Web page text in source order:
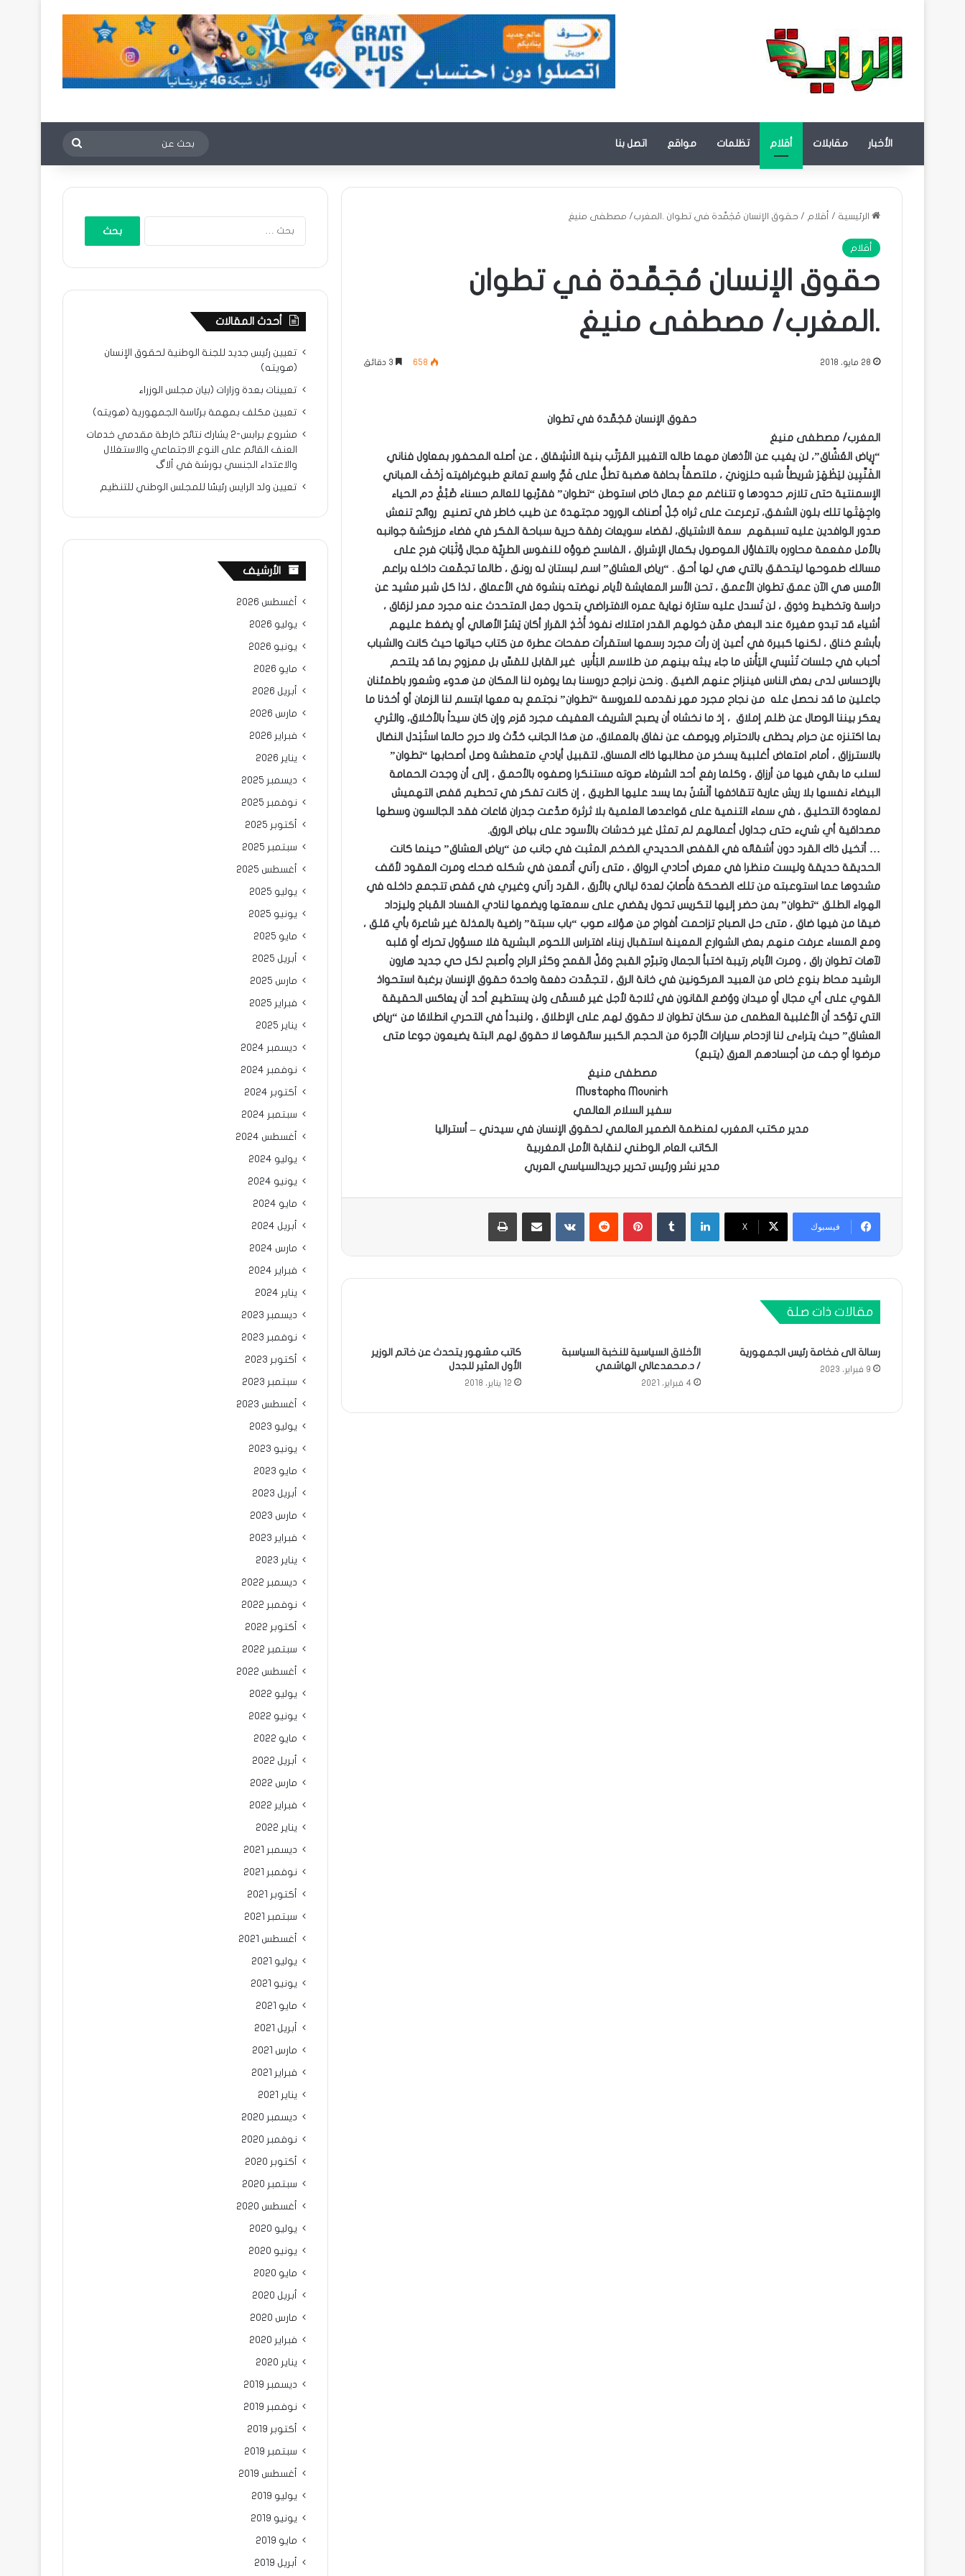
الأخبار مقابلات أقلام تظلمات مواقع اتصل بنا بحث
عن
الرئيسية / أقلام / حقوق الإنسان مُجَمِّدة في تطوان .المغرب/ مصطفى منيغ
أقلام
حقوق الإنسان مُجَمِّدة في تطوان
.المغرب/ مصطفى منيغ
28 مايو، 2018 658
حقوق الإنسان مُجَمِّدة في تطوان
المغرب/ مصطفى منيغ
“رٍياض العُشَّاق”، لن يغيب عن الأذهان مهما طاله التغيير المُرَتَّب بنية الانْشِقاق ، عن أصله المحفور بمعاول فناني
الفَنِّيِين ليَظْهَرَ شريطاًً شبه حلزونيَ ، ملتصقاًً بحافة هضبة تطلُّ على فَجِّ واسع تمانع طبوغرافيته زَحْفَ المباني
الإسمنتية حتى تلازم حدودها و تتناغم مع جمال خاص استوطن “تطوان” فقرَّبها للعالم حسناء صََبََغََ دم الحياء
واجِهَتَها تلك بلون الشفق، ترعرعت على ثراه جُلّ أصناف الورود مجتهدة عن طيب خاطر في تصنيع روائح تنعش
صدور الوافدين عليه تسبقهم سمة الاشتياق، لقضاء سويعات رفقة حرية سباحة الفكر في فضاء مزركشة جوانبه
بالأمل مفعمة محاوره بالتفاؤل الموصول بكمال الإشراق ، الفاسح ضوؤه للنفوس الطرِيَّة مجال وََثَبَاتِ فرح على
مسالك طموحها ليتحقق بالتي هي لها أحق . “رياض العشاق” اسم لبستان له رونق ، طالما تجمَّعت داخله براعم
الأمس هي الآن عمق تطوان الأعمق ، تحن الأسر المعايشة لأيام نهضته بنشوة في الأعماق ، لذا كل شبر مشيد عن
دراسة وتخطيط وذوق ، لن تُسدل عليه ستارة نهاية عمره الافتراضي بتحول جعل المتحدث عنه مجرد ممر لزقاق ،
أشياء قد تبدو صغيرة عند البعض ممَّن خولهم القدر امتلاك نفوذ أَخْذِ القرار أكان يَسُرّ الأهالي أو يضغط عليهم
بأبشع خناق ، لكنها كبيرة في أعين إن رأت مجرد رسمها استقرأت صفحات عطرة من كتاب حياتها حيث كانت والشباب
أحباب في جلسات تُنْسِي اليَأْسَ ما جاء يبثه بينهم من طلاسم البَأْسِ غير القابل للمَسِّ بل ممزوج بما قد يلتحم
بالإحساس لدى بعض الناس فينزاح عنهم الضيق . ونحن نراجع دروسنا بما يوفره لنا المكان من هدوء وشعور باطمئنان
جاعلين ما قد نحصل عله من نجاح مجرد مهر نقدمه للعروسة “تطوان” نجتمع به معها ابتسم لنا الزمان أو أخذنا ما
يعكر بيننا الوصال عن ظلم إملاق ، إذ ما نخشاه أن يصبح الشريف العفيف مجرد قزم وإن كان سيداً بالأخلاق، والثري
بما اكتنزه عن حرام يحظى بالاحترام ويوصف عن نفاق بالعملاق، من هذا الجانب حَدِّث ولا حرج حالما استُبْدل النضال
بالاسترزاق ، أمام امتعاض أغلبية يسخر من مطالبها ذاك المساق، لتقبيل أيادي متعطشة وصل أصحابها “تطوان”
لسلب ما بقي فيها من أرزاق ، وكلما رفع أحد الشرفاء صوته مستنكرا وصفوه بالأحمق ، إلى أن وجدت الحمامة
البيضاء نفسها بلا ريش عارية تتقاذفها ألْسُنٌ بما يسد عليها الطريق ، إن كانت تفكر في تحطيم قفص التهميش
لمعاودة التحليق ، في سماء التنمية على قواعدها العلمية بلا ثرثرة صدَّعت جدران قاعات فقد الجالسون وسطها
مصداقية أي شيء حتى جداول أعمالهم لم تمثل غير خدشات بالأسود على بياض الورق.
… أتخيل ذاك القرد دون أشقائه في القفص الحديدي الضخم المثبت في جانب من “رياض العشاق” حينما كانت
الحديقة حديقة وليست منظرا في معرض أحادي الرواق ، متى رآني أتمعن في شكله ضحك ومرت العقود لأقف
مشدوها عما استوعبته من تلك الضحكة فأُصابُ لعدة ليالي بالأرق ، القرد رآني وغيري في قفص تتجمع داخله في
الهواء الطلق “تطوان” بمن حضر إليها لتكريس تحول يقضي على سمعتها ويضمها لنادي الفساد المُباح وليزداد
ضيقا من فيها ضاق ، متى حل الصباح تزاحمت أفواج من هؤلاء صوب “باب سبتة” راضية بالمذلة غير شاعرة بأي قلق ،
ومع المساء عرفت منهم بعض الشوارع المعينة استقبال زبناء افتراس اللحوم البشرية فلا مسؤول تحرك أو قلبه
لآهات تطوان راق ، ومرت الأيام رتيبة اختبأ الجمال وتبرَّج القبح وقلَّ القمح وكثر الراح وأصبح لكل حي جديد هارون
الرشيد محاط بنوع خاص من العبيد المركونين في خانة الرق ، لتجمَّدت دفعة واحدة حقوق الإنسان برغبة استحواذ
القوي على أي مجال أو ميدان ووُضع القانون في ثلاجة لأجل غير مُسمَّى ولن يستطيع أحد أن يعاكس الحقيقة
التي تؤكد أن الأغلبية العظمى من سكان تطوان لا حقوق لهم على الإطلاق ، ولنبدأ في التحري انطلاقا من “رياض
العشاق” حيث يتراءى لنا ازدحام سيارات الأجرة من الحجم الكبير سائقوها لا حقوق لهم البتة يضيعون جوعا متى
مرضوا أو جف من أجسادهم العرق (يتبع)
مصطفى منيغ
Mustapha Mounirh
سفير السلام العالمي
مدير مكتب المغرب لمنظمة الضمير العالمي لحقوق الإنسان في سيدني – أستراليا
الكاتب العام الوطني لنقابة الأمل المغربية
مدير نشر ورئيس تحرير جريد السياسي العربي
فيسبوك X
لينكدإن بينتيريست مشاركة عبر البريد طباعة
مقالات ذات صلة
رسالة الى فخامة رئيس الجمهورية
9 فبراير، 2023
الأخلاق السياسية للنخبة السياسبة
/ د.محمدعالي الهاشمي
4 فبراير، 2021
كاتب مشهور يتحدث عن خاتم الوزير
الأول المثير للجدل
12 يناير، 2018
أحدث المقالات
تعيين رئيس جديد للجنة الوطنية لحقوق الإنسان
(هويته)
تعيينات بعدة وزارات (بيان مجلس الوزراء
تعيين مكلف بمهمة برئاسة الجمهورية (هويته)
مشروع برابس-2 يشارك نتائح خارطة مقدمي خدمات
العنف القائم على النوع الاجتماعي والاستغلال
والاعتداء الجنسي بورشة في ألاگ
تعيين ولد الرايس رئيسًا للمجلس الوطني للتنظيم
الأرشيف
أغسطس 2026
يوليو 2026
يونيو 2026
مايو 2026
أبريل 2026
مارس 2026
فبراير 2026
يناير 2026
ديسمبر 2025
نوفمبر 2025
أكتوبر 2025
سبتمبر 2025
أغسطس 2025
يوليو 2025
يونيو 2025
مايو 2025
أبريل 2025
مارس 2025
فبراير 2025
يناير 2025
ديسمبر 2024
نوفمبر 2024
أكتوبر 2024
سبتمبر 2024
أغسطس 2024
يوليو 2024
يونيو 2024
مايو 2024
أبريل 2024
مارس 2024
فبراير 2024
يناير 2024
ديسمبر 2023
نوفمبر 2023
أكتوبر 2023
سبتمبر 2023
أغسطس 2023
يوليو 2023
يونيو 2023
مايو 2023
أبريل 2023
مارس 2023
فبراير 2023
يناير 2023
ديسمبر 2022
نوفمبر 2022
أكتوبر 2022
سبتمبر 2022
أغسطس 2022
يوليو 2022
يونيو 2022
مايو 2022
أبريل 2022
مارس 2022
فبراير 2022
يناير 2022
ديسمبر 2021
نوفمبر 2021
أكتوبر 2021
سبتمبر 2021
أغسطس 2021
يوليو 2021
يونيو 2021
مايو 2021
أبريل 2021
مارس 2021
فبراير 2021
يناير 2021
ديسمبر 2020
نوفمبر 2020
أكتوبر 2020
سبتمبر 2020
أغسطس 2020
يوليو 2020
يونيو 2020
مايو 2020
أبريل 2020
مارس 2020
فبراير 2020
يناير 2020
ديسمبر 2019
نوفمبر 2019
أكتوبر 2019
سبتمبر 2019
أغسطس 2019
يوليو 2019
يونيو 2019
مايو 2019
أبريل 2019